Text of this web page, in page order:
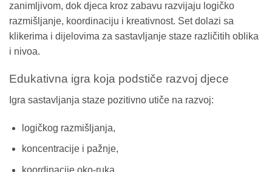
zanimljivom, dok djeca kroz zabavu razvijaju logičko
razmišljanje, koordinaciju i kreativnost. Set dolazi sa
klikerima i dijelovima za sastavljanje staze različitih oblika
i nivoa.
Edukativna igra koja podstiče razvoj djece
Igra sastavljanja staze pozitivno utiče na razvoj:
logičkog razmišljanja,
koncentracije i pažnje,
koordinacije oko-ruka,